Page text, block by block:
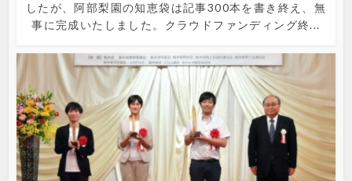
したが、阿部梨園の知恵袋は記事300本を書き終え、無
事に完成いたしました。クラウドファンディング終...